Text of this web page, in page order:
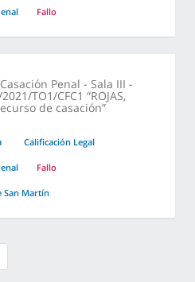
Fallo
Penal - Sala III -
TO1/CFC1 “ROJAS,
de casación”
Calificación Legal
Fallo
San Martín